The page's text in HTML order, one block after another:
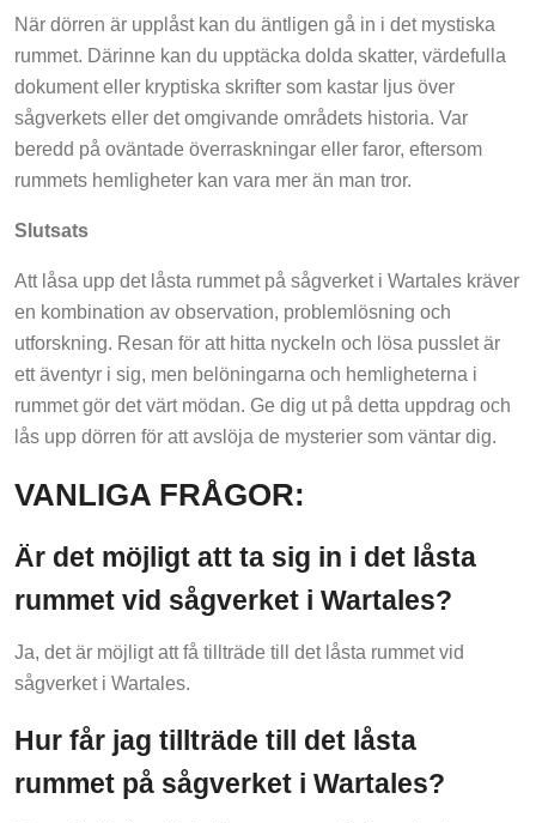
När dörren är upplåst kan du äntligen gå in i det mystiska
rummet. Därinne kan du upptäcka dolda skatter, värdefulla
dokument eller kryptiska skrifter som kastar ljus över
sågverkets eller det omgivande områdets historia. Var
beredd på oväntade överraskningar eller faror, eftersom
rummets hemligheter kan vara mer än man tror.
Slutsats
Att låsa upp det låsta rummet på sågverket i Wartales kräver
en kombination av observation, problemlösning och
utforskning. Resan för att hitta nyckeln och lösa pusslet är
ett äventyr i sig, men belöningarna och hemligheterna i
rummet gör det värt mödan. Ge dig ut på detta uppdrag och
lås upp dörren för att avslöja de mysterier som väntar dig.
VANLIGA FRÅGOR:
Är det möjligt att ta sig in i det låsta
rummet vid sågverket i Wartales?
Ja, det är möjligt att få tillträde till det låsta rummet vid
sågverket i Wartales.
Hur får jag tillträde till det låsta
rummet på sågverket i Wartales?